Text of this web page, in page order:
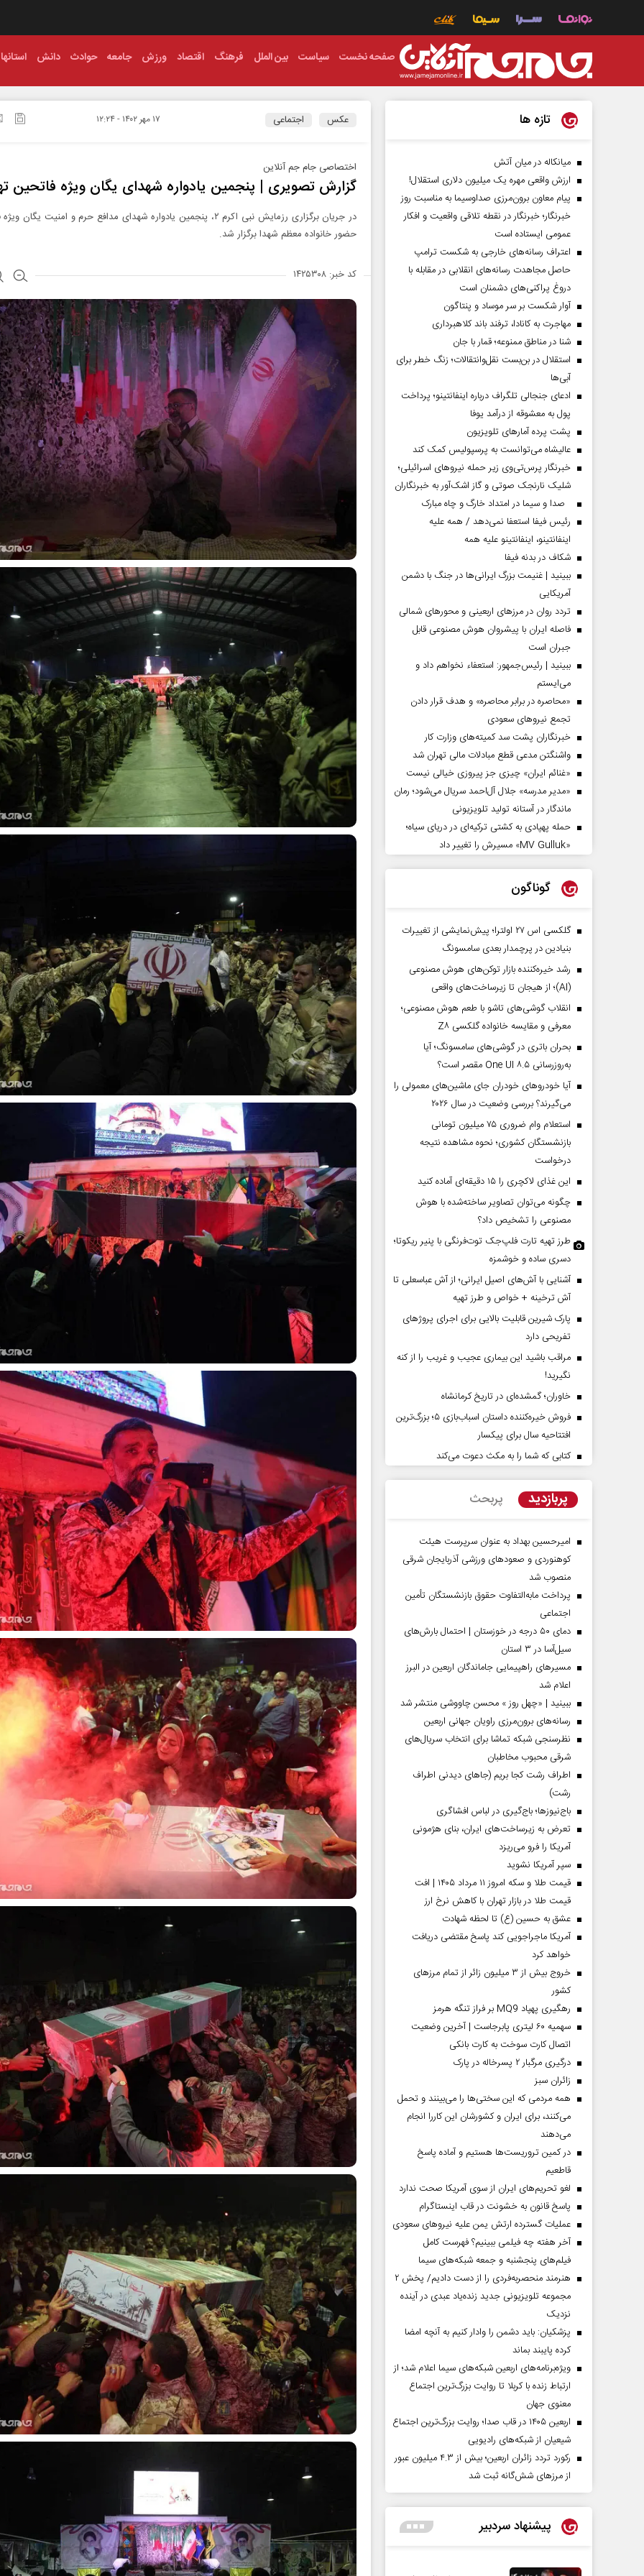
صفحه نخست سیاست بین الملل فرهنگ اقتصاد ورزش جامعه حوادث دانش استانها
عکس اجتماعی ۱۷ مهر ۱۴۰۲ - ۱۲:۲۴
اختصاصی جام جم آنلاین
گزارش تصویری | پنجمین یادواره شهدای یگان ویژه فاتحین
در جریان برگزاری رزمایش نبی اکرم ۲، پنجمین یادواره شهدای مدافع حرم و امنیت یگان
حضور خانواده معظم شهدا برگزار شد.
کد خبر: ۱۴۲۵۳۰۸
تازه ها
میانکاله در میان آتش
ارزش واقعی مهره یک میلیون دلاری استقلال!
پیام معاون برون‌مرزی صداوسیما به مناسبت روز
خبرنگار؛ خبرنگار در نقطه تلاقی واقعیت و افکار
عمومی ایستاده است
اعتراف رسانه‌های خارجی به شکست ترامپ
حاصل مجاهدت رسانه‌های انقلابی در مقابله با
دروغ پراکنی‌های دشمنان است
آوار شکست بر سر موساد و پنتاگون
مهاجرت به کانادا، ترفند باند کلاهبرداری
شنا در مناطق ممنوعه؛ قمار با جان
استقلال در بن‌بست نقل‌وانتقالات؛ زنگ خطر برای
آبی‌ها
ادعای جنجالی تلگراف درباره اینفانتینو؛ پرداخت
پول به معشوقه از درآمد یوفا
پشت پرده آمارهای تلویزیون
عالیشاه می‌توانست به پرسپولیس کمک کند
خبرنگار پرس‌تی‌وی زیر حمله نیروهای اسرائیلی؛
شلیک نارنجک صوتی و گاز اشک‌آور به خبرنگاران
صدا و سیما در امتداد خارگ و چاه مبارک
رئیس فیفا استعفا نمی‌دهد / همه علیه
اینفانتینو، اینفانتینو علیه همه
شکاف در بدنه فیفا
ببینید | غنیمت بزرگ ایرانی‌ها در جنگ با دشمن
آمریکایی
تردد روان در مرزهای اربعینی و محورهای شمالی
فاصله ایران با پیشرو‌ان هوش مصنوعی قابل
جبران است
ببینید | رئیس‌جمهور: استعفاء نخواهم داد و
می‌ایستم
«محاصره در برابر محاصره» و هدف قرار دادن
تجمع نیروهای سعودی
خبرنگاران پشت سد کمیته‌های وزارت کار
واشنگتن مدعی قطع مبادلات مالی تهران شد
«غنائم ایران» چیزی جز پیروزی خیالی نیست
«مدیر مدرسه» جلال آل‌احمد سریال می‌شود؛ رمان
ماندگار در آستانه تولید تلویزیونی
حمله پهپادی به کشتی ترکیه‌ای در دریای سیاه؛
«MV Gulluk» مسیرش را تغییر داد
گوناگون
گلکسی اس ۲۷ اولترا؛ پیش‌نمایشی از تغییرات
بنیادین در پرچمدار بعدی سامسونگ
رشد خیره‌کننده بازار توکن‌های هوش مصنوعی
(AI)؛ از هیجان تا زیرساخت‌های واقعی
انقلاب گوشی‌های تاشو‌ با طعم هوش مصنوعی؛
معرفی و مقایسه خانواده گلکسی Z۸
بحران باتری در گوشی‌های سامسونگ؛ آیا
به‌روزرسانی One UI ۸.۵ مقصر است؟
آیا خودروهای خودران جای ماشین‌های معمولی را
می‌گیرند؟ بررسی وضعیت در سال ۲۰۲۶
استعلام وام ضروری ۷۵ میلیون تومانی
بازنشستگان کشوری؛ نحوه مشاهده نتیجه
درخواست
این غذای لاکچری را ۱۵ دقیقه‌ای آماده کنید
چگونه می‌توان تصاویر ساخته‌شده با هوش
مصنوعی را تشخیص داد؟
طرز تهیه تارت فلپ‌جک توت‌فرنگی با پنیر ریکوتا؛
دسری ساده و خوشمزه
آشنایی با آش‌های اصیل ایرانی؛ از آش عباسعلی تا
آش ترخینه + خواص و طرز تهیه
پارک شیرین قابلیت‌ بالایی برای اجرای پروژهای
تفریحی دارد
مراقب باشید این بیماری عجیب و غریب را از کنه
نگیرید!
خاوران؛ گمشده‌ای در تاریخ کرمانشاه
فروش خیره‌کننده داستان اسباب‌بازی ۵؛ بزرگ‌ترین
افتتاحیه سال برای پیکسار
کتابی که شما را به مکث دعوت می‌کند
پربازدید پربحث
امیرحسین بهداد به عنوان سرپرست هیئت
کوهنوردی و صعودهای ورزشی آذربایجان شرقی
منصوب شد
پرداخت مابه‌التفاوت حقوق بازنشستگان تأمین
اجتماعی
دمای ۵۰ درجه در خوزستان | احتمال بارش‌های
سیل‌آسا در ۳ استان
مسیر‌های راهپیمایی جاماندگان اربعین در البرز
اعلام شد
ببینید | «چهل روز » محسن چاووشی منتشر شد
رسانه‌های برون‌مرزی راویان جهانی اربعین
نظرسنجی شبکه تماشا برای انتخاب سریال‌های
شرقی محبوب مخاطبان
اطراف رشت کجا بریم (جاهای دیدنی اطراف
رشت)
باج‌نیوزها؛ باج‌گیری در لباس افشاگری
تعرض به زیرساخت‌های ایران، بنای هژمونی
آمریکا را فرو می‌ریزد
سپر آمریکا نشوید
قیمت طلا و سکه امروز ۱۱ مرداد ۱۴۰۵ | افت
قیمت طلا در بازار تهران با کاهش نرخ ارز
عشق به حسین (ع) تا لحظه شهادت
آمریکا ماجراجویی کند پاسخ مقتضی دریافت
خواهد کرد
خروج بیش از ۳ میلیون زائر از تمام مرز‌های
کشور
رهگیری پهپاد MQ9 بر فراز تنگه هرمز
سهمیه ۶۰ لیتری پابرجاست | آخرین وضعیت
اتصال کارت سوخت به کارت بانکی
درگیری مرگبار ۲ پسرخاله در پارک
‌زائران سبز
همه مردمی که این سختی‌ها را می‌بینند و تحمل
می‌کنند، برای ایران و کشورشان این کاررا انجام
می‌دهند
در کمین تروریست‌ها هستیم و آماده پاسخ
قاطعیم
لغو تحریم‌های ایران از سوی آمریکا صحت ندارد
پاسخ قانون به خشونت در قاب اینستاگرام
عملیات گسترده ارتش یمن علیه نیروهای سعودی
آخر هفته چه فیلمی ببینیم؟ فهرست کامل
فیلم‌های پنجشنبه و جمعه شبکه‌های سیما
هنرمند منحصر‌به‌فردی را از دست دادیم/ پخش ۲
مجموعه تلویزیونی جدید زنده‌یاد عبدی در آینده
نزدیک
پزشکیان: باید دشمن را وادار کنیم به آنچه امضا
کرده پایبند بماند
ویژه‌برنامه‌های اربعین شبکه‌های سیما اعلام شد؛ از
ارتباط زنده با کربلا تا روایت بزرگ‌ترین اجتماع
معنوی جهان
اربعین ۱۴۰۵ در قاب صدا؛ روایت بزرگ‌ترین اجتماع
شیعیان از شبکه‌های رادیویی
رکورد تردد زائران اربعین؛ بیش از ۴.۳ میلیون عبور
از مرزهای شش‌گانه ثبت شد
پیشنهاد سردبیر
روز روایتگران حقیقت
دکتر حسین قرایی - مدیر کل روابط عمومی
رسانه ملی
ادامه جنگ برای آمریکا یعنی
شکست مفتضحانه
دکتر محمد باقر خرمشاد - استاد دانشگاه
خبرنگار، محور
رسانه
دکتر مراد عنادی - کارشناس
صفحات نخست روزنامه ها‌ی‌سه‌شنبه ۶ مردادماه
صفحات نخست روزنامه ها‌ی یکشنبه ۴